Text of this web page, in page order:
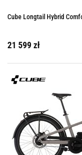
Cube Longtail Hybrid
21 599 zł